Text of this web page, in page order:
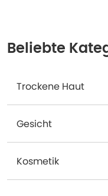
Beliebte
Trockene Haut
Gesicht
Kosmetik